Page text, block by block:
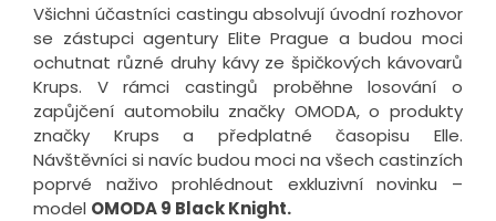
Všichni účastníci castingu absolvují úvodní rozhovor
se zástupci agentury Elite Prague a budou moci
ochutnat různé druhy kávy ze špičkových kávovarů
Krups. V rámci castingů proběhne losování o
zapůjčení automobilu značky OMODA, o produkty
značky Krups a předplatné časopisu Elle.
Návštěvníci si navíc budou moci na všech castinzích
poprvé naživo prohlédnout exkluzivní novinku –
model OMODA 9 Black Knight.